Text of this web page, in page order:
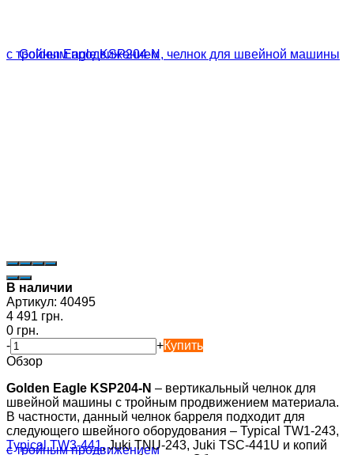
В наличии
Артикул: 40495
4 491 грн.
0 грн.
-
+Купить
Обзор
Golden Eagle KSP204-N – вертикальный челнок для
швейной машины с тройным продвижением материала.
В частности, данный челнок барреля подходит для
следующего швейного оборудования – Typical TW1-243,
Typical TW3-441, Juki TNU-243, Juki TSC-441U и копий